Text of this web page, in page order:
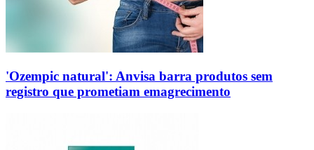
'Ozempic natural': Anvisa barra produtos sem
registro que prometiam emagrecimento